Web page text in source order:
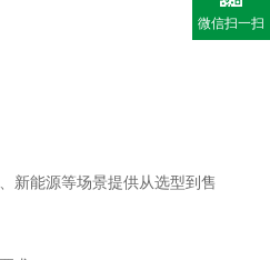
新能源等场景提供从选型到售
微信扫一扫